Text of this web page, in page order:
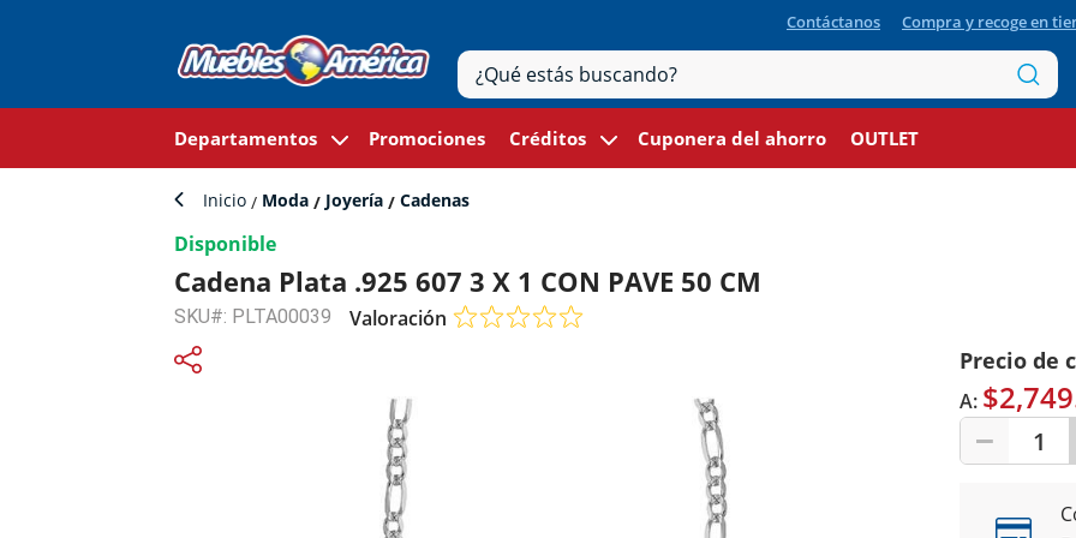
Contáctanos Compra y recoge en
Departamentos Promociones Créditos Cuponera del ahorro OUTLET
Inicio Moda Joyería Cadenas
Disponible
Cadena Plata .925 607 3 X 1 CON PAVE 50 CM
SKU#: PLTA00039 Valoración
Precio de
A:
1